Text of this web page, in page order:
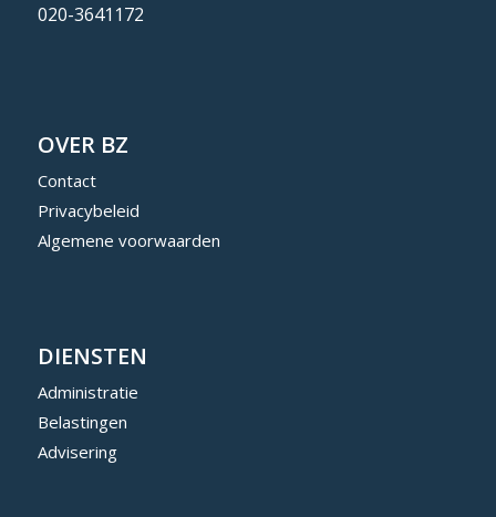
020-3641172
OVER BZ
Contact
Privacybeleid
Algemene voorwaarden
DIENSTEN
Administratie
Belastingen
Advisering